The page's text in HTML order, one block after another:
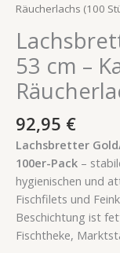
Räucherlachs (100
53 cm –
92,95 €
Lachsbretter
100er-Pack –
hygienischen und
Fischfilets und
Beschichtung ist
Fischtheke,